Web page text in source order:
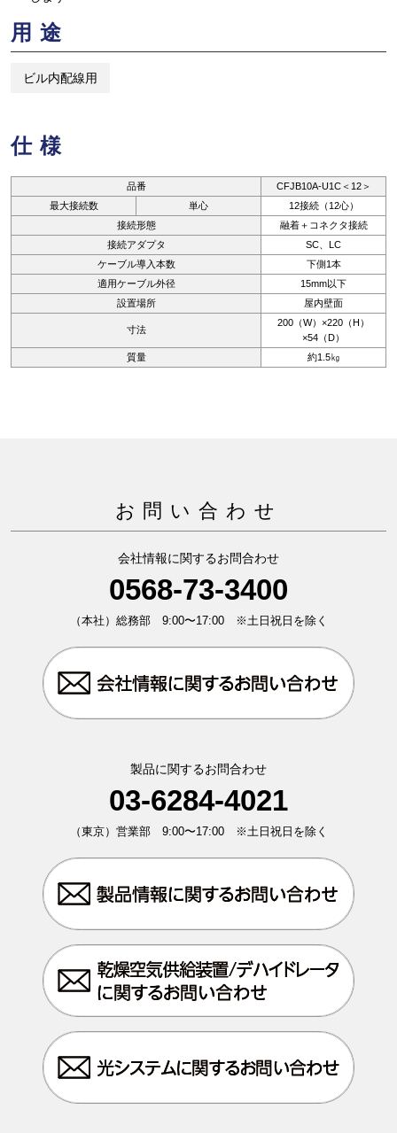
用途
ビル内配線用
仕様
品番
CFJB10A-U1C＜12＞
最大接続数
単心
12接続（12心）
接続形態
融着＋コネクタ接続
接続アダプタ
SC、LC
ケーブル導入本数
下側1本
適用ケーブル外径
15mm以下
設置場所
屋内壁面
寸法
200（W）×220（H）
×54（D）
質量
約1.5㎏
お問い合わせ
会社情報に関するお問合わせ
0568-73-3400
（本社）総務部 9:00〜17:00 ※土日祝日を除く
製品に関するお問合わせ
03-6284-4021
（東京）営業部 9:00〜17:00 ※土日祝日を除く